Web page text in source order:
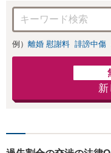
例） 離婚 慰謝料 誹謗中傷
新